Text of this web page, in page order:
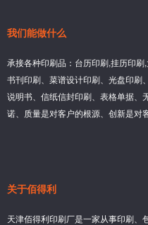
我们能做什么
承接各种印刷品：台历印刷,挂历印
书刊印刷、菜谱设计印刷、光盘印刷
说明书、信纸信封印刷、表格单据、
诺、质量是对客户的根源、创新是对
关于佰得利
天津佰得利印刷厂是一家从事印刷、